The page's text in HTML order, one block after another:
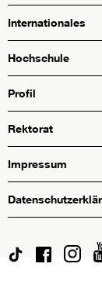
Internationales
Hochschule
Profil
Rektorat
Impressum